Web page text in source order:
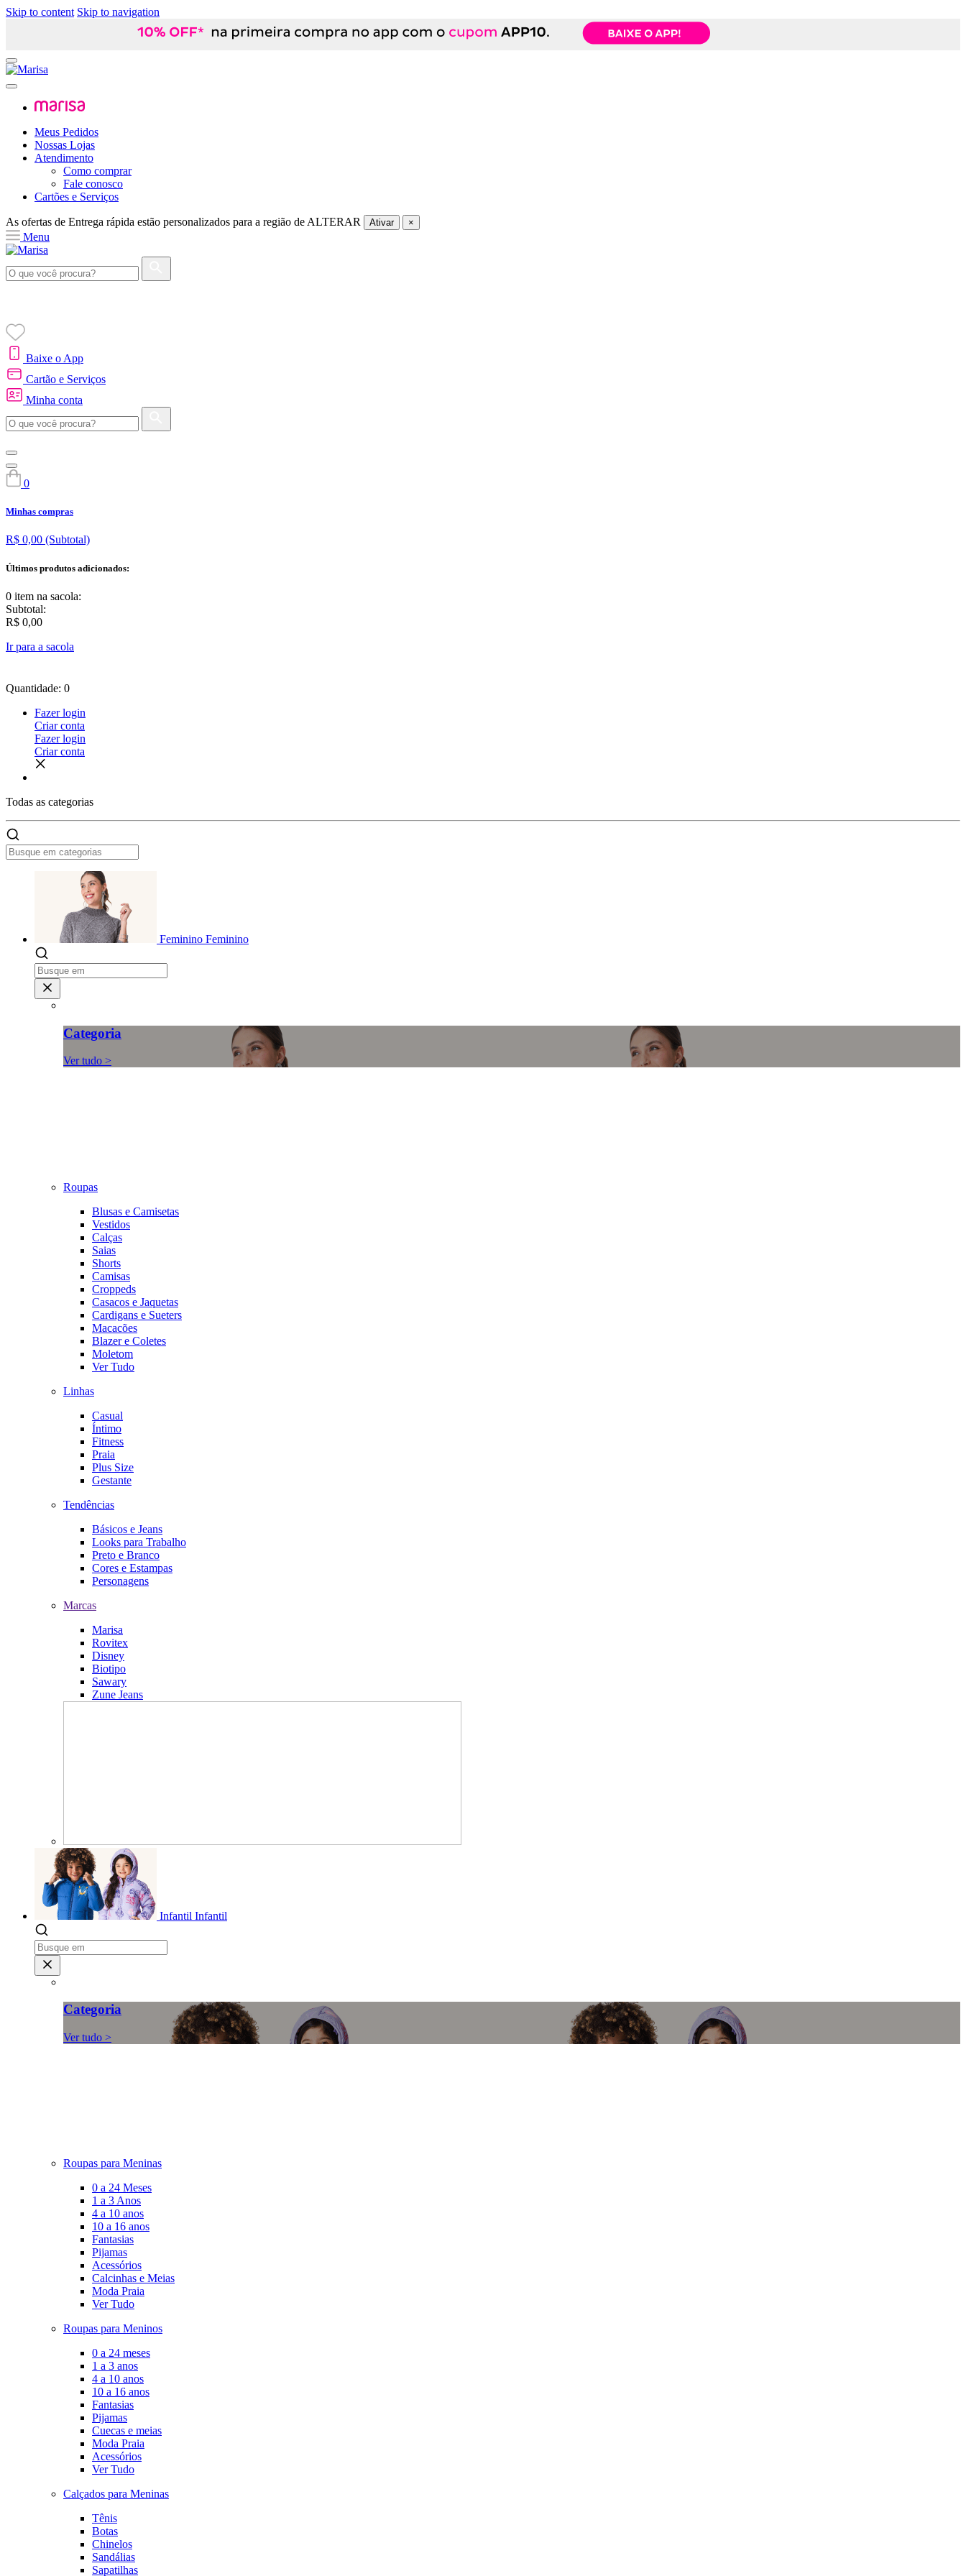
Skip to content Skip to navigation
Meus Pedidos
Nossas Lojas
Atendimento
Como comprar
Fale conosco
Cartões e Serviços
As ofertas de Entrega rápida estão personalizados para a região de ALTERAR Ativar ×
Menu
Baixe o App
Cartão e Serviços
Minha conta
0
Minhas compras
R$ 0,00 (Subtotal)
Últimos produtos adicionados:
0 item na sacola:
Subtotal:
R$ 0,00
Ir para a sacola
Quantidade: 0
Fazer login
Criar conta
Fazer login
Criar conta
Todas as categorias
Feminino Feminino
Categoria
Ver tudo >
Roupas
Blusas e Camisetas
Vestidos
Calças
Saias
Shorts
Camisas
Croppeds
Casacos e Jaquetas
Cardigans e Sueters
Macacões
Blazer e Coletes
Moletom
Ver Tudo
Linhas
Casual
Íntimo
Fitness
Praia
Plus Size
Gestante
Tendências
Básicos e Jeans
Looks para Trabalho
Preto e Branco
Cores e Estampas
Personagens
Marcas
Marisa
Rovitex
Disney
Biotipo
Sawary
Zune Jeans
Infantil Infantil
Categoria
Ver tudo >
Roupas para Meninas
0 a 24 Meses
1 a 3 Anos
4 a 10 anos
10 a 16 anos
Fantasias
Pijamas
Acessórios
Calcinhas e Meias
Moda Praia
Ver Tudo
Roupas para Meninos
0 a 24 meses
1 a 3 anos
4 a 10 anos
10 a 16 anos
Fantasias
Pijamas
Cuecas e meias
Moda Praia
Acessórios
Ver Tudo
Calçados para Meninas
Tênis
Botas
Chinelos
Sandálias
Sapatilhas